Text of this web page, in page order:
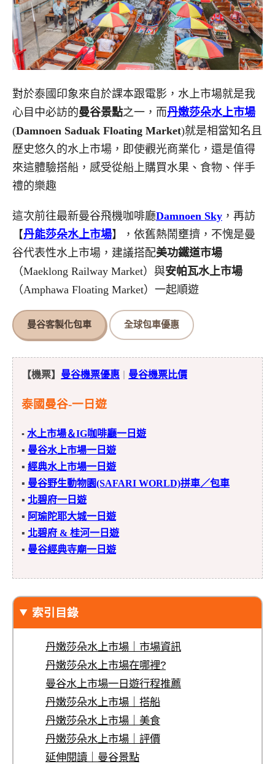
對於泰國印象來自於課本跟電影，水上市場就是我
心目中必訪的曼谷景點之一，而丹嫩莎朵水上市場
(Damnoen Saduak Floating Market)就是相當知名且
歷史悠久的水上市場，即使觀光商業化，還是值得
來這體驗搭船，感受從船上購買水果、食物、伴手
禮的樂趣
這次前往最新曼谷飛機咖啡廳Damnoen Sky ，再訪
【丹能莎朵水上市場】，依舊熱鬧壅擠，不愧是曼
谷代表性水上市場，建議搭配美功鐵道市場
（Maeklong Railway Market）與安帕瓦水上市場
（Amphawa Floating Market）一起順遊
曼谷客製化包車 全球包車優惠
【機票】 曼谷機票優惠 曼谷機票比價
泰國曼谷-一日遊
▪ 水上市場＆IG咖啡廳一日遊
▪ 曼谷水上市場一日遊
▪ 經典水上市場一日遊
▪ 曼谷野生動物園(SAFARI WORLD)拼車／包車
▪ 北碧府一日遊
▪ 阿瑜陀耶大城一日遊
▪ 北碧府 & 桂河一日遊
▪ 曼谷經典寺廟一日遊
索引目錄
丹嫩莎朵水上市場｜市場資訊
丹嫩莎朵水上市場在哪裡?
曼谷水上市場一日遊行程推薦
丹嫩莎朵水上市場｜搭船
丹嫩莎朵水上市場｜美食
丹嫩莎朵水上市場｜評價
延伸閱讀｜曼谷景點